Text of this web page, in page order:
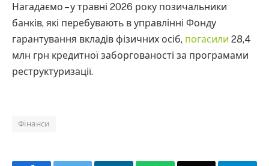
Нагадаємо – у травні 2026 року позичальники
банків, які перебувають в управлінні Фонду
гарантування вкладів фізичних осіб, погасили 28,4
млн грн кредитної заборгованості за програмами
реструктуризації.
Фінанси